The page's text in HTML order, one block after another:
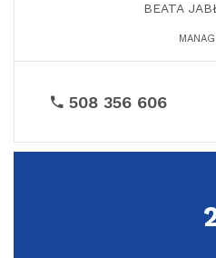
BEATA
508 356 606